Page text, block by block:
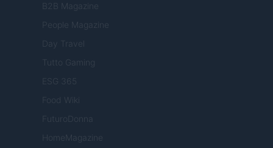
B2B Magazine
People Magazine
Day Travel
Tutto Gaming
ESG 365
Food Wiki
FuturoDonna
HomeMagazine